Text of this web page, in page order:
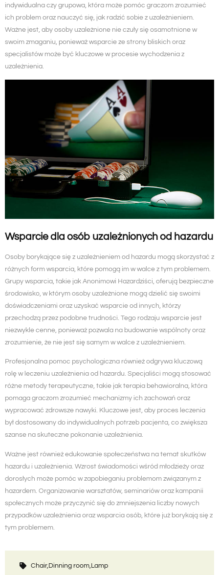
indywidualna czy grupowa, która może pomóc graczom zrozumieć
ich problem oraz nauczyć się, jak radzić sobie z uzależnieniem.
Ważne jest, aby osoby uzależnione nie czuły się osamotnione w
swoim zmaganiu, ponieważ wsparcie ze strony bliskich oraz
specjalistów może być kluczowe w procesie wychodzenia z
uzależnienia.
Wsparcie dla osób uzależnionych od hazardu
Osoby borykające się z uzależnieniem od hazardu mogą skorzystać z
różnych form wsparcia, które pomogą im w walce z tym problemem.
Grupy wsparcia, takie jak Anonimowi Hazardziści, oferują bezpieczne
środowisko, w którym osoby uzależnione mogą dzielić się swoimi
doświadczeniami oraz uzyskać wsparcie od innych, którzy
przechodzą przez podobne trudności. Tego rodzaju wsparcie jest
niezwykle cenne, ponieważ pozwala na budowanie wspólnoty oraz
zrozumienie, że nie jest się samym w walce z uzależnieniem.
Profesjonalna pomoc psychologiczna również odgrywa kluczową
rolę w leczeniu uzależnienia od hazardu. Specjaliści mogą stosować
różne metody terapeutyczne, takie jak terapia behawioralna, która
pomaga graczom zrozumieć mechanizmy ich zachowań oraz
wypracować zdrowsze nawyki. Kluczowe jest, aby proces leczenia
był dostosowany do indywidualnych potrzeb pacjenta, co zwiększa
szanse na skuteczne pokonanie uzależnienia.
Ważne jest również edukowanie społeczeństwa na temat skutków
hazardu i uzależnienia. Wzrost świadomości wśród młodzieży oraz
dorosłych może pomóc w zapobieganiu problemom związanym z
hazardem. Organizowanie warsztatów, seminariów oraz kampanii
społecznych może przyczynić się do zmniejszenia liczby nowych
przypadków uzależnienia oraz wsparcia osób, które już borykają się z
tym problemem.
Chair, Dinning room, Lamp